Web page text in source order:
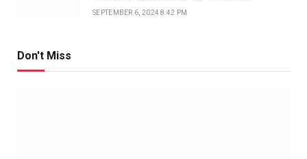
SEPTEMBER 6, 2024 8:42 PM
Don't Miss